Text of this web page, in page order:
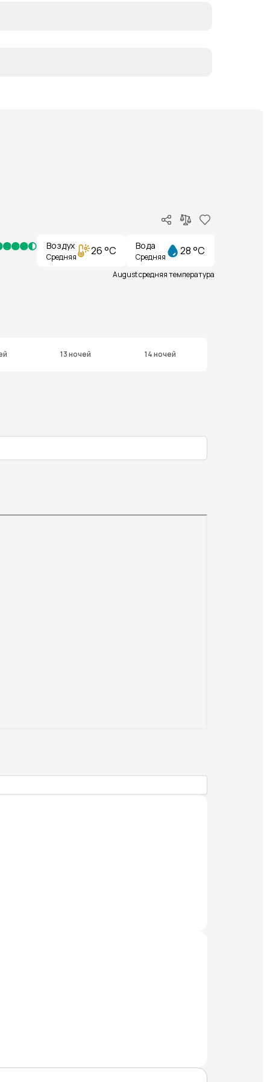
Воздух
Средняя 26 °C Вода
Средняя 28 °C
August средняя температура
13 ночей 14 ночей